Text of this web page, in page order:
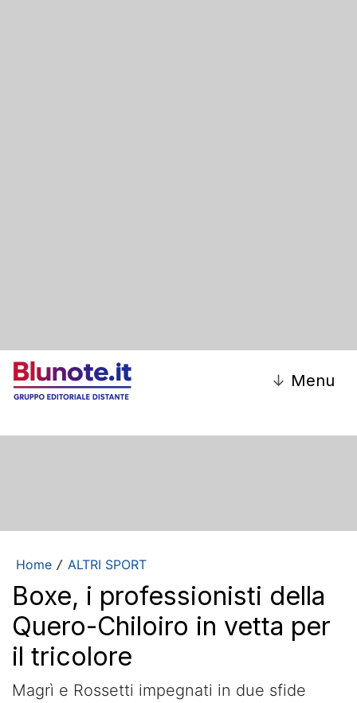
↓ Menu
Home / ALTRI SPORT
Boxe, i professionisti della
Quero-Chiloiro in vetta per
il tricolore
Magrì e Rossetti impegnati in due sfide